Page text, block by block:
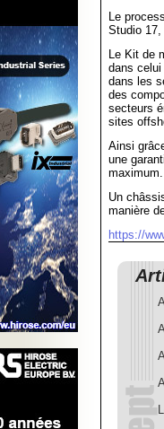
Le
Studio
Le Kit de
dans celui
dans les
des
secteurs
sites
Ainsi
une
maximum.
Un
manière
https://